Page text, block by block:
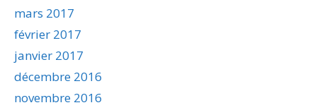
mars 2017
février 2017
janvier 2017
décembre 2016
novembre 2016